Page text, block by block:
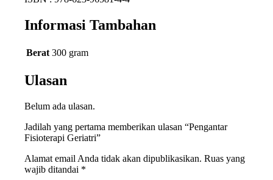
Informasi Tambahan
Berat 300 gram
Ulasan
Belum ada ulasan.
Jadilah yang pertama memberikan ulasan “Pengantar
Fisioterapi Geriatri”
Alamat email Anda tidak akan dipublikasikan. Ruas yang
wajib ditandai *